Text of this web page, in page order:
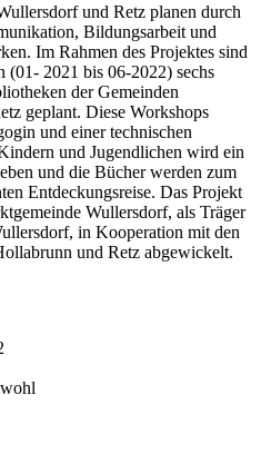
und Retz planen durch
Bildungsarbeit und
Im Rahmen des Projektes sind
(01- 2021 bis 06-2022) sechs
der Gemeinden
geplant. Diese Workshops
und einer technischen
und Jugendlichen wird ein
und die Bücher werden zum
Entdeckungsreise. Das Projekt
Wullersdorf, als Träger
in Kooperation mit den
und Retz abgewickelt.